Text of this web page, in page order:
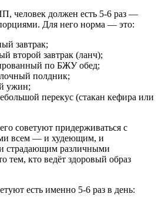
человек должен есть 5-6 раз —
Для него норма — это:
завтрак;
второй завтрак (ланч);
по БЖУ обед;
полдник;
ужин;
перекус (стакан кефира или
советуют придерживаться с
всем — и худеющим, и
страдающим различными
тем, кто ведёт здоровый образ
есть именно 5-6 раз в день: